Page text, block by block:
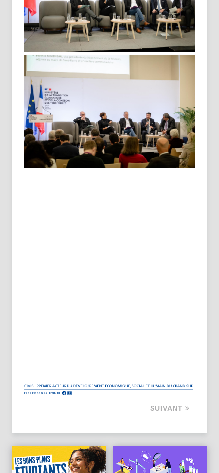
SUIVANT